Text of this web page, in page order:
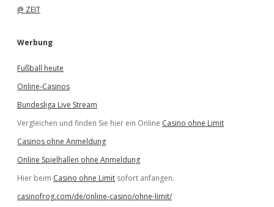
@ ZEIT
Werbung
Fußball heute
Online-Casinos
Bundesliga Live Stream
Vergleichen und finden Sie hier ein Online Casino ohne Limit
Casinos ohne Anmeldung
Online Spielhallen ohne Anmeldung
Hier beim Casino ohne Limit sofort anfangen.
casinofrog.com/de/online-casino/ohne-limit/